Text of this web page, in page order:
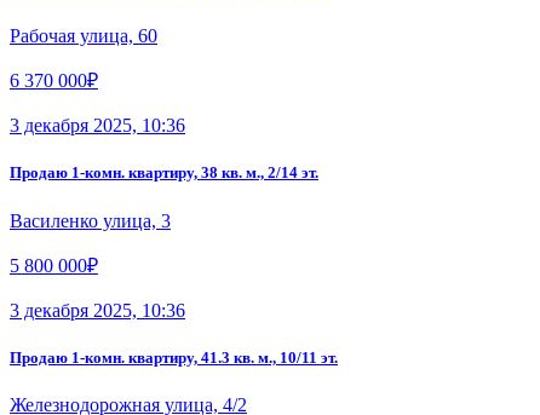
Рабочая улица, 60
6 370 000₽
3 декабря 2025, 10:36
Продаю 1-комн. квартиру, 38 кв. м., 2/14 эт.
Василенко улица, 3
5 800 000₽
3 декабря 2025, 10:36
Продаю 1-комн. квартиру, 41.3 кв. м., 10/11 эт.
Железнодорожная улица, 4/2